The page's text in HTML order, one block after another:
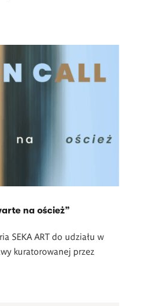
na oścież”
SEKA ART do udziału w
kuratorowanej przez